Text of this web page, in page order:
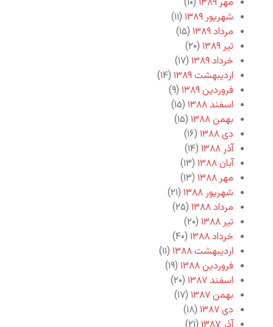
شهریور ۱۳۸۹
(۱۱)
مرداد ۱۳۸۹
(۱۵)
تیر ۱۳۸۹
(۲۰)
خرداد ۱۳۸۹
(۱۷)
اردیبهشت ۱۳۸۹
(۱۴)
فروردین ۱۳۸۹
(۹)
اسفند ۱۳۸۸
(۱۵)
بهمن ۱۳۸۸
(۱۵)
دی ۱۳۸۸
(۱۶)
آذر ۱۳۸۸
(۱۴)
آبان ۱۳۸۸
(۱۳)
مهر ۱۳۸۸
(۱۳)
شهریور ۱۳۸۸
(۲۱)
مرداد ۱۳۸۸
(۲۵)
تیر ۱۳۸۸
(۲۰)
خرداد ۱۳۸۸
(۴۰)
اردیبهشت ۱۳۸۸
(۱۱)
فروردین ۱۳۸۸
(۱۹)
اسفند ۱۳۸۷
(۲۰)
بهمن ۱۳۸۷
(۱۷)
دی ۱۳۸۷
(۱۸)